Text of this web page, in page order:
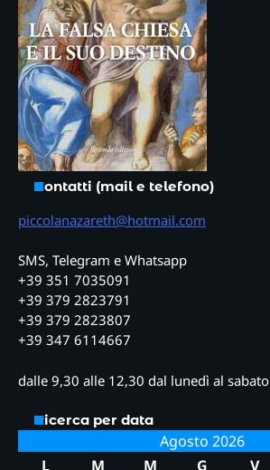
Contatti (mail e telefono)
piccolanazareth@hotmail.com
SMS, Telegram e Whatsapp
+39 351 7035091
+39 379 2823791
+39 379 2823807
+39 347 6114667
dalle 9,30 alle 12,30 dal lunedì al sabato
Ricerca per data
Agosto 2026
L
M M G V